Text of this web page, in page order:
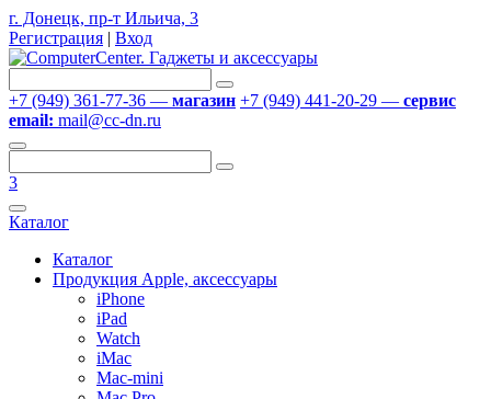
г. Донецк, пр-т Ильича, 3
Регистрация | Вход
+7 (949) 361-77-36 — магазин +7 (949) 441-20-29 — сервис
email: mail@cc-dn.ru
3
Каталог
Каталог
Продукция Apple, аксессуары
iPhone
iPad
Watch
iMac
Mac-mini